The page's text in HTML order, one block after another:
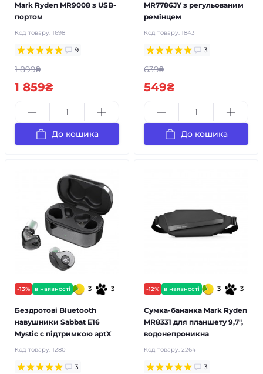
Mark Ryden MR9008 з USB-
портом
Код товару: 1698
9
1 899₴
1 859₴
До кошика
MR7786JY з регульованим
ремінцем
Код товару: 1843
3
639₴
549₴
До кошика
-13% в наявності 3 3
Бездротові Bluetooth
навушники Sabbat E16
Mystic c підтримкою aptX
Код товару: 1280
3
-12% в наявності 3 3
Сумка-бананка Mark Ryden
MR8331 для планшету 9,7",
водонепроникна
Код товару: 2264
3